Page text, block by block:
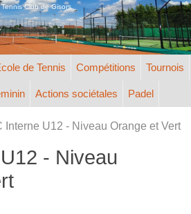
Tennis Club de Gisors
de Tennis Compétitions Tournois
Actions sociétales Padel
Interne U12 - Niveau Orange et Vert
- Niveau
cookies